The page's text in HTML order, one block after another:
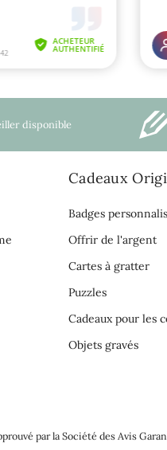
disponible
Cadeaux
Badges
Offrir de l'argent
Cartes à gratter
Puzzles
Cadeaux pour les
Objets gravés
par la Société des Avis